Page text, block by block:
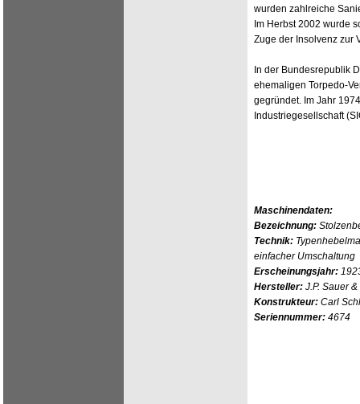
wurden zahlreiche
Im Herbst 2002 wurde
Zuge der Insolvenz zur
In der Bundesrepublik
ehemaligen Torpedo-
gegründet. Im Jahr
Industriegesellschaft
Maschinendaten:
Bezeichnung:
Technik:
einfacher Umschaltung
Erscheinungsjahr:
Hersteller: J.P. Sauer
Konstrukteur: Carl
Seriennummer: 4674